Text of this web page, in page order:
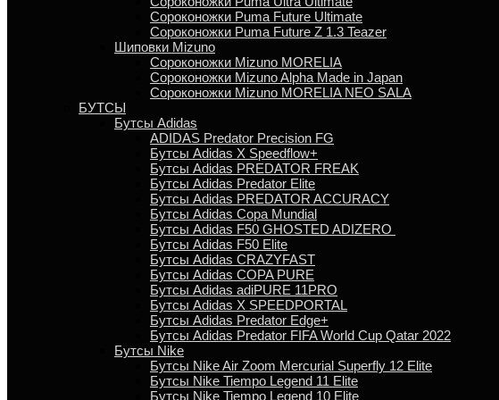
Сороконожки Puma Future Ultimate
Сороконожки Puma Future Z 1.3 Teazer
Шиповки Mizuno
Сороконожки Mizuno MORELIA
Сороконожки Mizuno Alpha Made in Japan
Сороконожки Mizuno MORELIA NEO SALA
БУТСЫ
Бутсы Adidas
ADIDAS Predator Precision FG
Бутсы Аdidas X Speedflow+
Бутсы Adidas PREDATOR FREAK
Бутсы Adidas Predator Elite
Бутсы Adidas PREDATOR ACCURACY
Бутсы Adidas Copa Mundial
Бутсы Аdidas F50 GHOSTED ADIZERO
Бутсы Adidas F50 Elite
Бутсы Adidas CRAZYFAST
Бутсы Adidas COPA PURE
Бутсы Adidas adiPURE 11PRO
Бутсы Аdidas X SPEEDPORTAL
Бутсы Аdidas Predator Edge+
Бутсы Аdidas Predator FIFA World Cup Qatar 2022
Бутсы Nike
Бутсы Nike Air Zoom Mercurial Superfly 12 Elite
Бутсы Nike Tiempo Legend 11 Elite
Бутсы Nike Tiempo Legend 10 Elite